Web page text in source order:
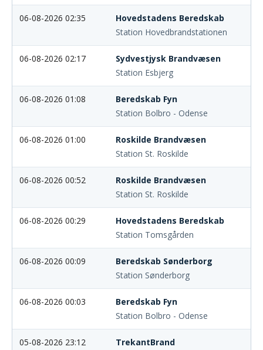
06-08-2026 02:35
Hovedstadens Beredskab
Station Hovedbrandstationen
06-08-2026 02:17
Sydvestjysk Brandvæsen
Station Esbjerg
06-08-2026 01:08
Beredskab Fyn
Station Bolbro - Odense
06-08-2026 01:00
Roskilde Brandvæsen
Station St. Roskilde
06-08-2026 00:52
Roskilde Brandvæsen
Station St. Roskilde
06-08-2026 00:29
Hovedstadens Beredskab
Station Tomsgården
06-08-2026 00:09
Beredskab Sønderborg
Station Sønderborg
06-08-2026 00:03
Beredskab Fyn
Station Bolbro - Odense
05-08-2026 23:12
TrekantBrand